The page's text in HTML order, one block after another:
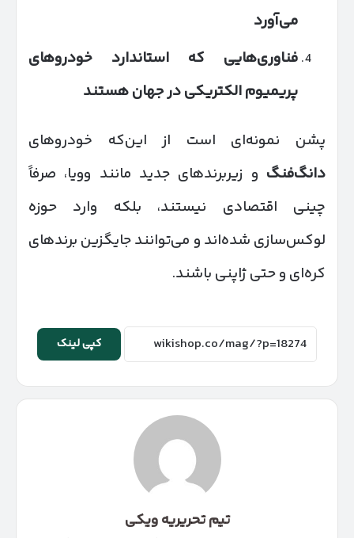
می‌آورد
فناوری‌هایی که استاندارد خودروهای
پریمیوم الکتریکی در جهان هستند
پشن نمونه‌ای است از این‌که خودروهای
دانگ‌فنگ و زیربرندهای جدید مانند وویا، صرفاً
چینی اقتصادی نیستند، بلکه وارد حوزه
لوکس‌سازی شده‌اند و می‌توانند جایگزین برندهای
کره‌ای و حتی ژاپنی باشند.
کپی لینک
تیم تحریریه ویکی